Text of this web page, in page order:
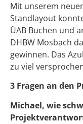
Mit unserem
Standlayout
ÜAB Buchen und
DHBW Mosbach
gewinnen. Das
zu viel
3 Fragen an den
Michael, wie